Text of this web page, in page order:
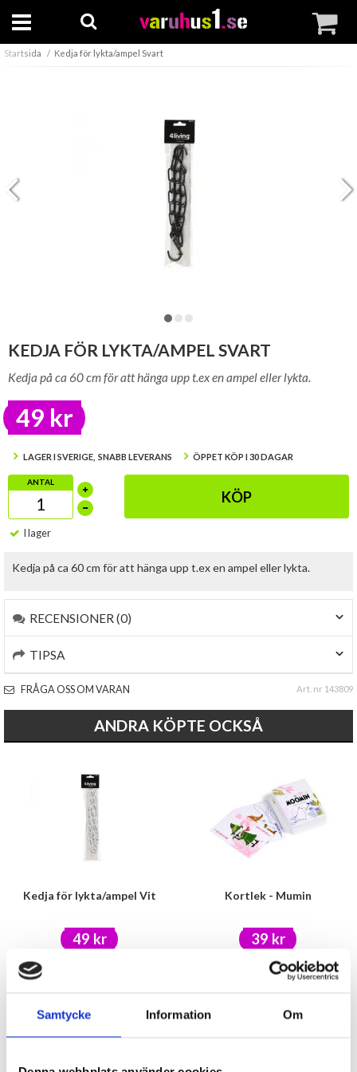
Samtycke Information Om
Startsida Kedja för lykta/ampel Svart
KEDJA FÖR LYKTA/AMPEL SVART
Kedja på ca 60 cm för att hänga upp t.ex en ampel eller lykta.
49 kr
LAGER I SVERIGE, SNABB LEVERANS ÖPPET KÖP I 30 DAGAR
ANTAL
KÖP
I lager
Kedja på ca 60 cm för att hänga upp t.ex en ampel eller lykta.
RECENSIONER (0)
TIPSA
FRÅGA OSS OM VARAN Art. nr 143809
ANDRA KÖPTE OCKSÅ
Kedja för lykta/ampel Vit
49 kr
Kortlek - Mumin
39 kr
KÖP